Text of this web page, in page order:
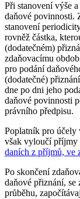
Při stanovení výše
daňové povinnosti.
stanovení
rovněž částka,
(dodatečném)
zdaňovacímu
pro podání
(dodatečné)
dne po dni jeho
daňové povinnosti
právního předpisu.
Poplatník pro účely
však vyloučí příjmy
daních z příjmů, ve
Po skončení
daňové přiznání, se
průběhu,